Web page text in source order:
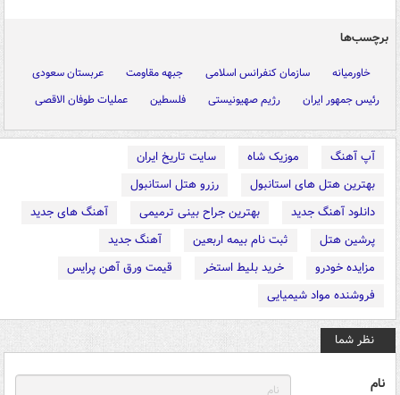
برچسب‌ها
خاورمیانه سازمان کنفرانس اسلامی جبهه مقاومت
عربستان سعودی
رئیس جمهور ایران
رژیم صهیونیستی فلسطین عملیات طوفان الاقصی
آپ آهنگ موزیک شاه
سایت تاریخ ایران
بهترین هتل های استانبول
رزرو هتل استانبول
دانلود آهنگ جدید
بهترین جراح بینی ترمیمی
آهنگ های جدید
پرشین هتل
ثبت نام بیمه اربعین
آهنگ جدید
مزایده خودرو
خرید بلیط استخر
قیمت ورق آهن پرایس
فروشنده مواد شیمیایی
نظر شما
نام